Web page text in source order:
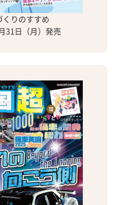
くりのすすめ
31日（月）発売